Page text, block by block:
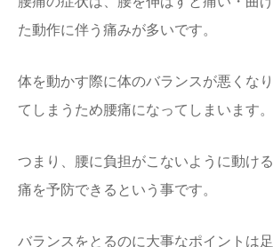
た動作に伴う痛みが多いです。
体を動かす際に体のバランスが悪くな
てしまうため腰痛になってしまいます。
つまり、腰に負担がこないように動け
痛を予防できるという事です。
バランスをとるのに大事なポイントは足